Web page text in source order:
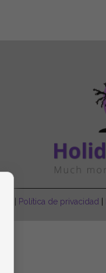
Política de privacidad